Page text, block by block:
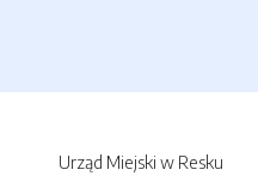
Urząd Miejski w Resku